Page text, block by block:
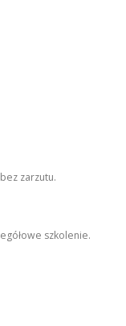
zarzutu.
szkolenie.